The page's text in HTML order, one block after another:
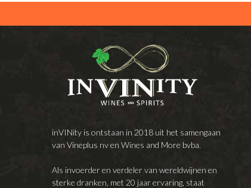
inVINity is ontstaan in 2018 uit het samengaan
van Vineplus nv en Wines and More bvba.
Als invoerder en verdeler van wereldwijnen en
sterke dranken, met 20 jaar ervaring, staat